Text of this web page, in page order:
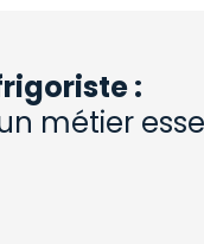
:
métier